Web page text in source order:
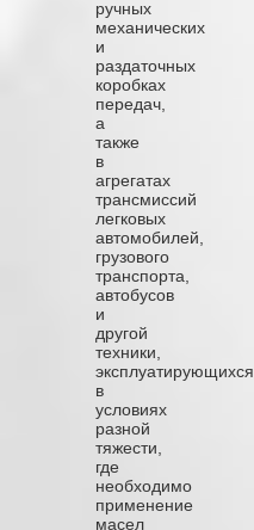
ручных
механических
и
раздаточных
коробках
передач,
а
также
в
агрегатах
трансмиссий
легковых
автомобилей,
грузового
транспорта,
автобусов
и
другой
техники,
эксплуатирующихся
в
условиях
разной
тяжести,
где
необходимо
применение
масел